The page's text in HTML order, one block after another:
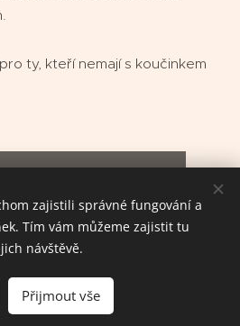
ty, kteří nemají s koučinkem
Webnode
zajistili správné fungování a
Tím vám můžeme zajistit tu
návštěvě.
Přijmout vše